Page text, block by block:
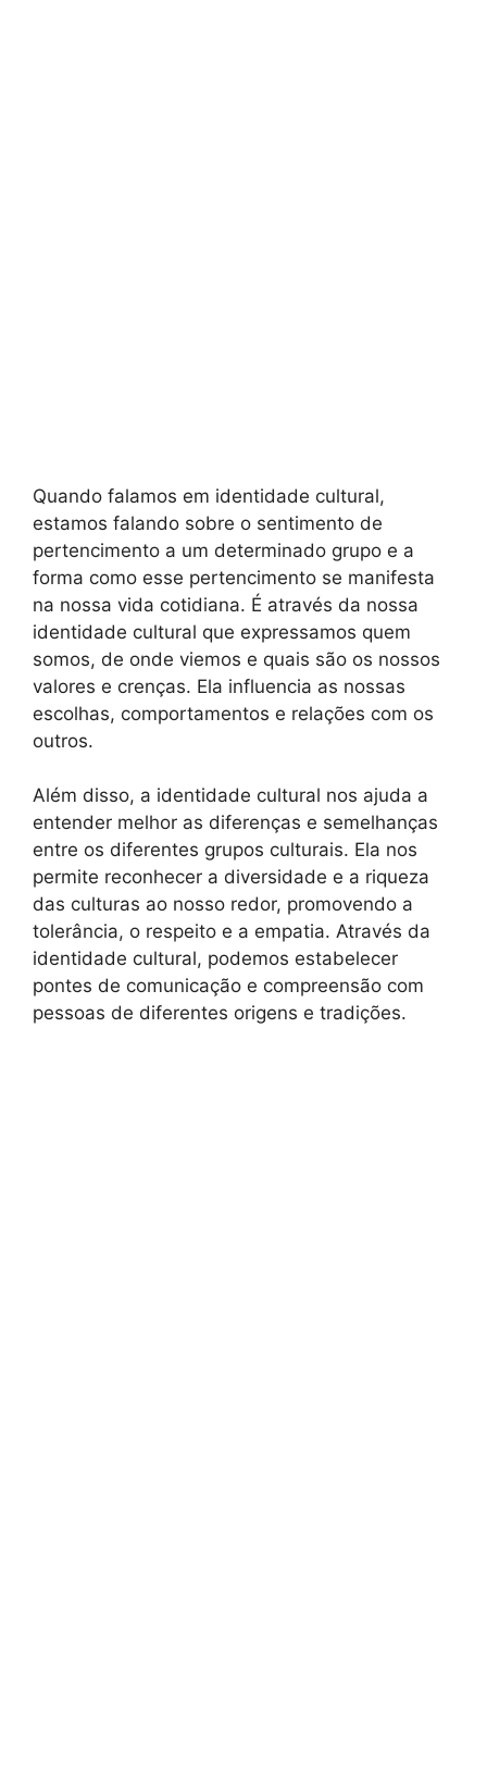
Quando falamos em identidade cultural,
estamos falando sobre o sentimento de
pertencimento a um determinado grupo e a
forma como esse pertencimento se manifesta
na nossa vida cotidiana. É através da nossa
identidade cultural que expressamos quem
somos, de onde viemos e quais são os nossos
valores e crenças. Ela influencia as nossas
escolhas, comportamentos e relações com os
outros.
Além disso, a identidade cultural nos ajuda a
entender melhor as diferenças e semelhanças
entre os diferentes grupos culturais. Ela nos
permite reconhecer a diversidade e a riqueza
das culturas ao nosso redor, promovendo a
tolerância, o respeito e a empatia. Através da
identidade cultural, podemos estabelecer
pontes de comunicação e compreensão com
pessoas de diferentes origens e tradições.